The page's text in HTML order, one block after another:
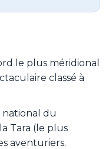
le plus méridional
classé à
national du
Tara (le plus
aventuriers.